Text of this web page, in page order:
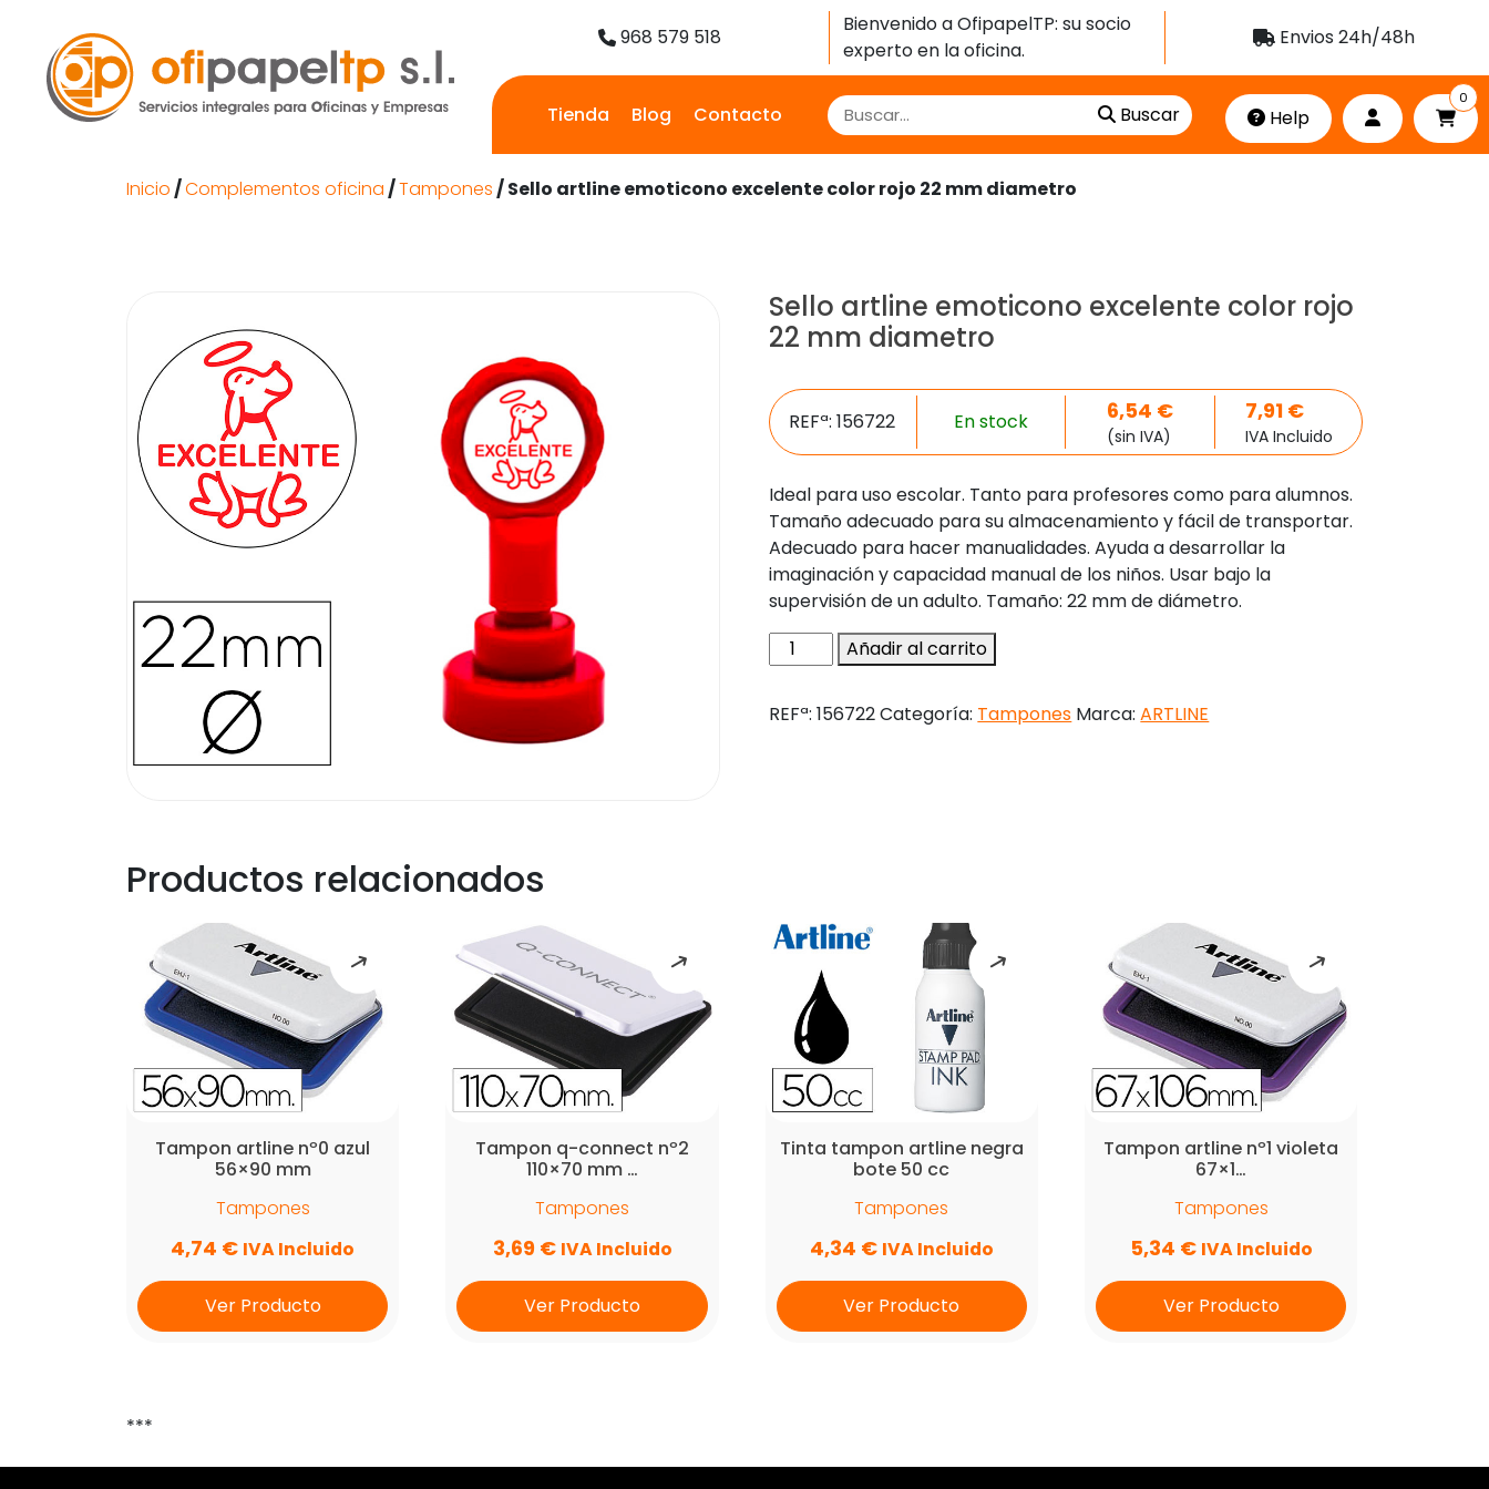
968 579 518
Bienvenido a OfipapelTP: su socio
experto en la oficina.
Envios 24h/48h
Tienda Blog Contacto Buscar Help
0
Inicio/Complementos oficina/Tampones/ Sello artline emoticono excelente color rojo 22 mm diametro
Sello artline emoticono excelente color rojo
22 mm diametro
REFª: 156722 En stock 6,54 €
(sin IVA)
7,91 €
IVA Incluido
Ideal para uso escolar. Tanto para profesores como para alumnos.
Tamaño adecuado para su almacenamiento y fácil de transportar.
Adecuado para hacer manualidades. Ayuda a desarrollar la
imaginación y capacidad manual de los niños. Usar bajo la
supervisión de un adulto. Tamaño: 22 mm de diámetro.
Sello
artline
excelente
Añadir al carrito
REFª:156722Categoría: Tampones Marca:ARTLINE
Productos relacionados
Tampon artline nº0 azul
56×90 mm
Tampones
4,74 € IVA Incluido
Ver Producto
Tampon q-connect nº2
110×70 mm …
Tampones
3,69 € IVA Incluido
Ver Producto
Tinta tampon artline negra
bote 50 cc
Tampones
4,34 € IVA Incluido
Ver Producto
Tampon artline nº1 violeta
67×1…
Tampones
5,34 € IVA Incluido
Ver Producto
***